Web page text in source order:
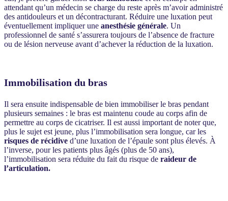
attendant qu’un médecin se charge du reste après m’avoir administré
des antidouleurs et un décontracturant. Réduire une luxation peut
éventuellement impliquer une anesthésie générale. Un
professionnel de santé s’assurera toujours de l’absence de fracture
ou de lésion nerveuse avant d’achever la réduction de la luxation.
Immobilisation du bras
Il sera ensuite indispensable de bien immobiliser le bras pendant
plusieurs semaines : le bras est maintenu coude au corps afin de
permettre au corps de cicatriser. Il est aussi important de noter que,
plus le sujet est jeune, plus l’immobilisation sera longue, car les
risques de récidive d’une luxation de l’épaule sont plus élevés. À
l’inverse, pour les patients plus âgés (plus de 50 ans),
l’immobilisation sera réduite du fait du risque de raideur de
l’articulation.